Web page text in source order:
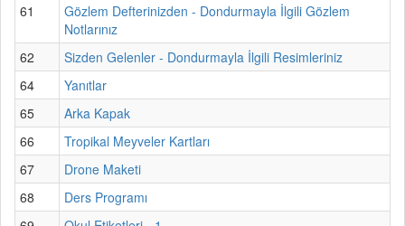
61
Gözlem Defterinizden - Dondurmayla İlgili Gözlem
Notlarınız
62
Sizden Gelenler - Dondurmayla İlgili Resimleriniz
64
Yanıtlar
65
Arka Kapak
66
Tropikal Meyveler Kartları
67
Drone Maketi
68
Ders Programı